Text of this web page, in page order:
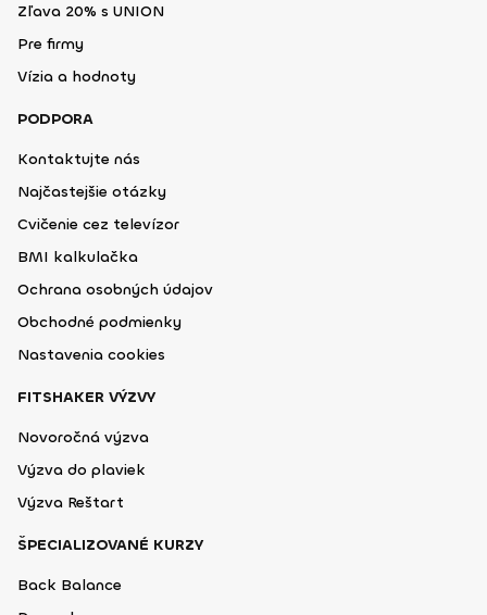
Zľava 20% s UNION
Pre firmy
Vízia a hodnoty
PODPORA
Kontaktujte nás
Najčastejšie otázky
Cvičenie cez televízor
BMI kalkulačka
Ochrana osobných údajov
Obchodné podmienky
Nastavenia cookies
FITSHAKER VÝZVY
Novoročná výzva
Výzva do plaviek
Výzva Reštart
ŠPECIALIZOVANÉ KURZY
Back Balance